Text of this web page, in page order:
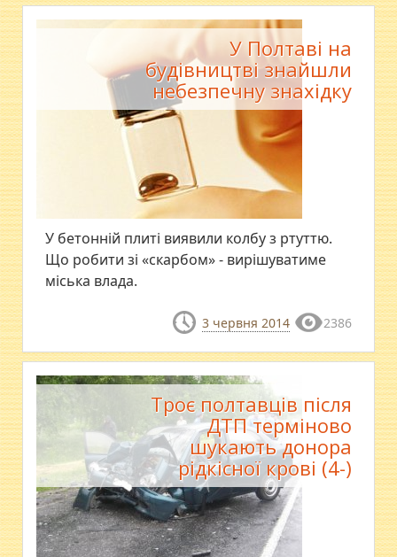
У Полтаві на
будівництві знайшли
небезпечну знахідку
У бетонній плиті виявили колбу з ртуттю.
Що робити зі «скарбом» - вирішуватиме
міська влада.
3 червня 2014 2386
Троє полтавців після
ДТП терміново
шукають донора
рідкісної крові (4-)